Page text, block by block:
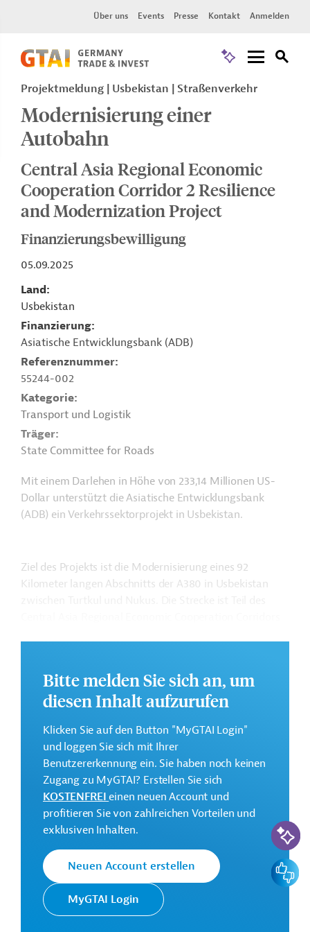
Über uns Events Presse Kontakt Anmelden
Projektmeldung Usbekistan Straßenverkehr
Modernisierung einer
Autobahn
Central Asia Regional Economic
Cooperation Corridor 2 Resilience
and Modernization Project
Finanzierungsbewilligung
05.09.2025
Land
Usbekistan
Finanzierung
Asiatische Entwicklungsbank (ADB)
Referenznummer
55244-002
Kategorie
Transport und Logistik
Träger
State Committee for Roads
Mit einem Darlehen in Höhe von 233,14 Millionen US-
Dollar unterstützt die Asiatische Entwicklungsbank
(ADB) ein Verkehrssektorprojekt in Usbekistan.
Ziel des Projekts ist die Modernisierung eines 92
Kilometer langen Abschnitts der A380 in Usbekistan
gestärkt werden.
Weitere Informationen zu dem Entwicklungsprojekt
finden Sie auf derWebseite der ADB.
GTAI informiert über dieADB: Schwerpunkte,
Regularien und praktische Hinweise zur
Geschäftsanbahnung.
Gesamtkosten:
293,7 Millionen US-Dollar
Geberbeitrag:
233,14 Millionen US-Dollar (Darlehen)
Kontaktadressen
Bitte melden Sie sich an, um
diesen Inhalt aufzurufen
Klicken Sie auf den Button "MyGTAI Login"
und loggen Sie sich mit Ihrer
Benutzererkennung ein. Sie haben noch keinen
Zugang zu MyGTAI? Erstellen Sie sich
KOSTENFREIeinen neuen Account und
profitieren Sie von zahlreichen Vorteilen und
exklusiven Inhalten.
Neuen Account erstellen
MyGTAI Login
KI-